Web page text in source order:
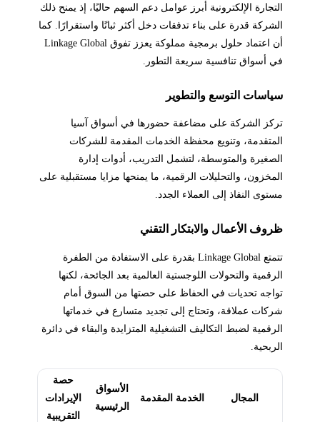
التجارة الإلكترونية أبرز عوامل دعم السهم حاليًا، إذ يمنح ذلك
الشركة قدرة على بناء تدفقات دخل أكثر ثباتًا واستقرارًا. كما
أن اعتماد حلول برمجية مملوكة يعزز تفوق Linkage Global
في أسواق تنافسية سريعة التطور.
سياسات التوسع والتطوير
تركز الشركة على مضاعفة حضورها في أسواق آسيا
المتقدمة، وتنويع محفظة الخدمات المقدمة للشركات
الصغيرة والمتوسطة، لتشمل التدريب، أدوات إدارة
المخزون، والتحليلات الرقمية، ما يمنحها مزايا مستقبلية على
مستوى النفاذ إلى العملاء الجدد.
ظروف الأعمال والابتكار التقني
تتمتع Linkage Global بقدرة على الاستفادة من الطفرة
الرقمية والتحولات اللوجستية العالمية بعد الجائحة، لكنها
تواجه تحديات في الحفاظ على حصتها من السوق أمام
شركات عملاقة، وتحتاج إلى تجديد متسارع في خدماتها
الرقمية لضبط التكاليف التشغيلية المتزايدة والبقاء في دائرة
الربحية.
المجال الخدمة المقدمة
الأسواق
الرئيسية
حصة
الإيرادات
التقريبية